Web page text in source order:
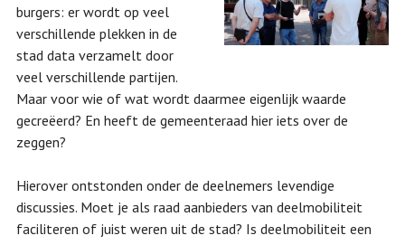
burgers: er wordt op veel
verschillende plekken in de
stad data verzamelt door
veel verschillende partijen.
Maar voor wie of wat wordt daarmee eigenlijk waarde
gecreëerd? En heeft de gemeenteraad hier iets over de
zeggen?
Hierover ontstonden onder de deelnemers levendige
discussies. Moet je als raad aanbieders van deelmobiliteit
faciliteren of juist weren uit de stad? Is deelmobiliteit een